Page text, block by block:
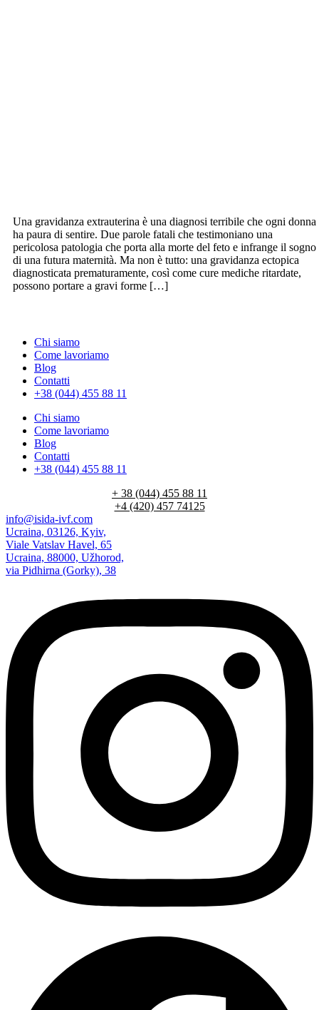
Una gravidanza extrauterina è una diagnosi terribile che ogni donna
ha paura di sentire. Due parole fatali che testimoniano una
pericolosa patologia che porta alla morte del feto e infrange il sogno
di una futura maternità. Ma non è tutto: una gravidanza ectopica
diagnosticata prematuramente, così come cure mediche ritardate,
possono portare a gravi forme […]
Chi siamo
Come lavoriamo
Blog
Contatti
+38 (044) 455 88 11
Chi siamo
Come lavoriamo
Blog
Contatti
+38 (044) 455 88 11
+ 38 (044) 455 88 11
+4 (420) 457 74125
info@isida-ivf.com
Ucraina, 03126, Kyiv,
Viale Vatslav Havel, 65
Ucraina, 88000, Užhorod,
via Pidhirna (Gorky), 38